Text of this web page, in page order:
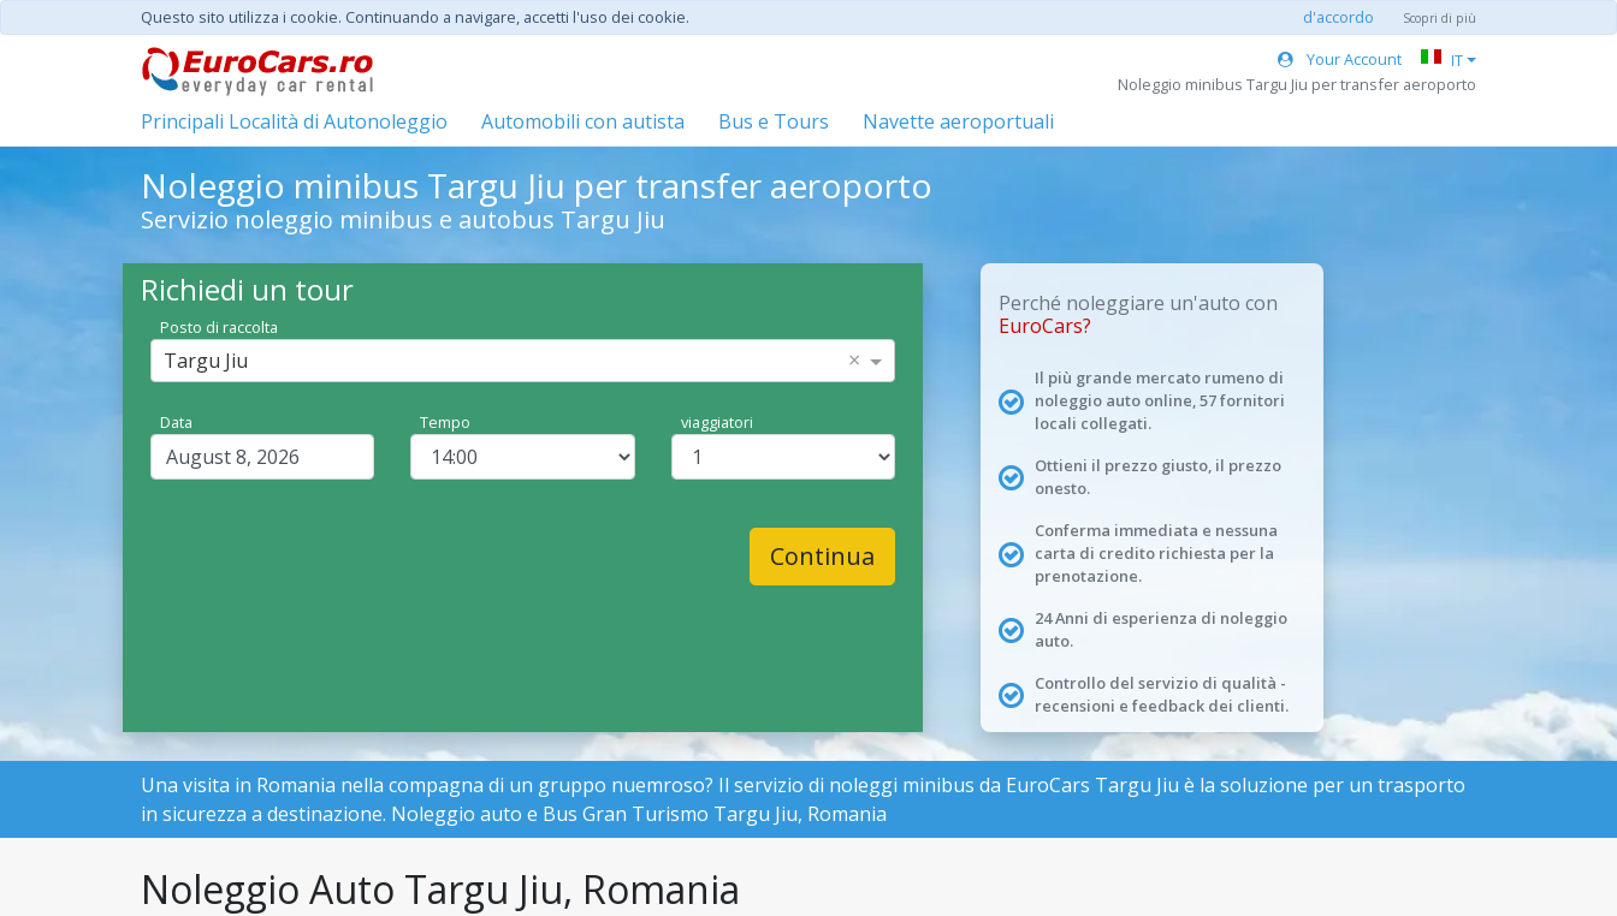
Questo sito utilizza i cookie. Continuando a navigare, accetti l'uso dei cookie. d'accordo Scopri di più
Your Account
IT
Noleggio minibus Targu Jiu per transfer aeroporto
Principali Località di Autonoleggio Automobili con autista Bus e Tours Navette aeroportuali
Noleggio minibus Targu Jiu per transfer aeroporto
Servizio noleggio minibus e autobus Targu Jiu
Richiedi un tour
Posto di raccolta
Targu Jiu ×
Data Tempo viaggiatori
Continua
Perché noleggiare un'auto con
EuroCars?
Il più grande mercato rumeno di
noleggio auto online, 57 fornitori
locali collegati.
Ottieni il prezzo giusto, il prezzo
onesto.
Conferma immediata e nessuna
carta di credito richiesta per la
prenotazione.
24 Anni di esperienza di noleggio
auto.
Controllo del servizio di qualità -
recensioni e feedback dei clienti.
Una visita in Romania nella compagna di un gruppo nuemroso? Il servizio di noleggi minibus da EuroCars Targu Jiu è la soluzione per un trasporto
in sicurezza a destinazione. Noleggio auto e Bus Gran Turismo Targu Jiu, Romania
Noleggio Auto Targu Jiu, Romania